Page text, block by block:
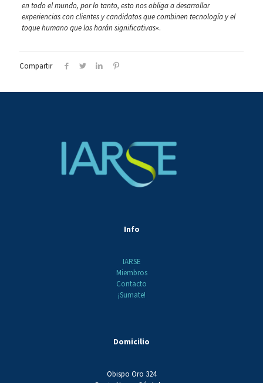
en todo el mundo, por lo tanto, esto nos obliga a desarrollar
experiencias con clientes y candidatos que combinen tecnología y el
toque humano que las harán significativas«.
Compartir
Info
IARSE
Miembros
Contacto
¡Sumate!
Domicilio
Obispo Oro 324